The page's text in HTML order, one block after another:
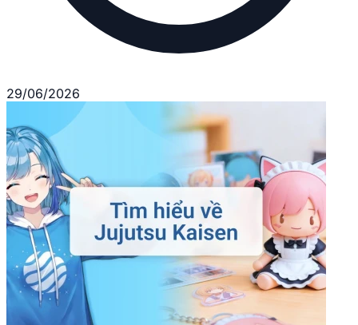
29/06/2026